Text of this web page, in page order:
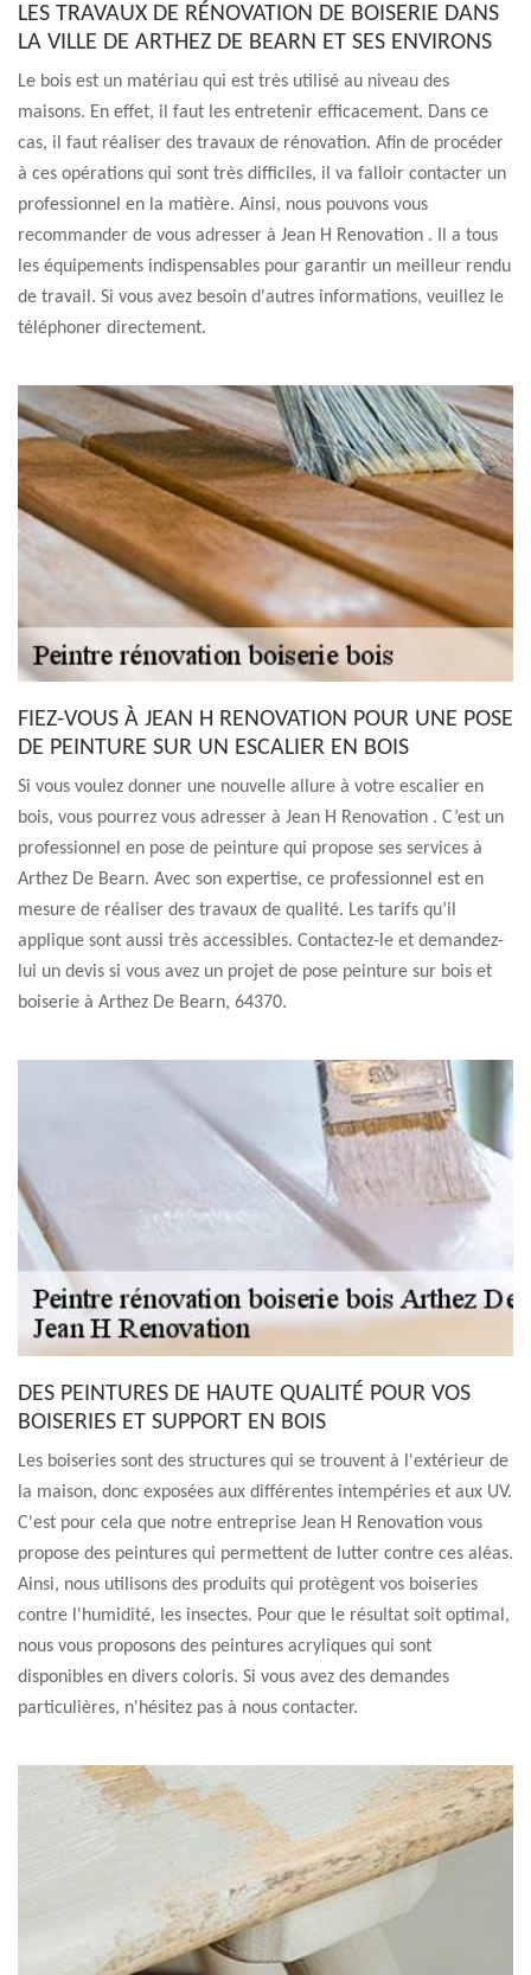
LES TRAVAUX DE RÉNOVATION DE BOISERIE DANS
LA VILLE DE ARTHEZ DE BEARN ET SES ENVIRONS
Le bois est un matériau qui est très utilisé au niveau des
maisons. En effet, il faut les entretenir efficacement. Dans ce
cas, il faut réaliser des travaux de rénovation. Afin de procéder
à ces opérations qui sont très difficiles, il va falloir contacter un
professionnel en la matière. Ainsi, nous pouvons vous
recommander de vous adresser à Jean H Renovation . Il a tous
les équipements indispensables pour garantir un meilleur rendu
de travail. Si vous avez besoin d'autres informations, veuillez le
téléphoner directement.
FIEZ-VOUS À JEAN H RENOVATION POUR UNE POSE
DE PEINTURE SUR UN ESCALIER EN BOIS
Si vous voulez donner une nouvelle allure à votre escalier en
bois, vous pourrez vous adresser à Jean H Renovation . C’est un
professionnel en pose de peinture qui propose ses services à
Arthez De Bearn. Avec son expertise, ce professionnel est en
mesure de réaliser des travaux de qualité. Les tarifs qu’il
applique sont aussi très accessibles. Contactez-le et demandez-
lui un devis si vous avez un projet de pose peinture sur bois et
boiserie à Arthez De Bearn, 64370.
DES PEINTURES DE HAUTE QUALITÉ POUR VOS
BOISERIES ET SUPPORT EN BOIS
Les boiseries sont des structures qui se trouvent à l'extérieur de
la maison, donc exposées aux différentes intempéries et aux UV.
C'est pour cela que notre entreprise Jean H Renovation vous
propose des peintures qui permettent de lutter contre ces aléas.
Ainsi, nous utilisons des produits qui protègent vos boiseries
contre l'humidité, les insectes. Pour que le résultat soit optimal,
nous vous proposons des peintures acryliques qui sont
disponibles en divers coloris. Si vous avez des demandes
particulières, n'hésitez pas à nous contacter.